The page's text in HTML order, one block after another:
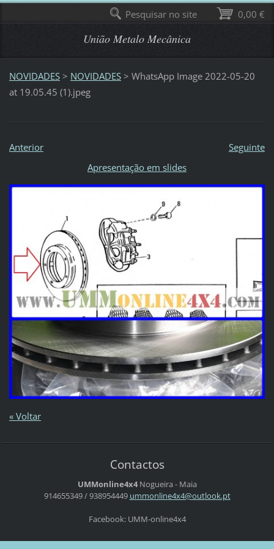
União Metalo Mecânica
NOVIDADES > NOVIDADES > WhatsApp Image 2022-05-20
at 19.05.45 (1).jpeg
Anterior
Seguinte
Apresentação em slides
« Voltar
Contactos
UMMonline4x4 Nogueira - Maia
914655349 / 938954449 ummonline4x4@outlook.pt
Facebook: UMM-online4x4
0,00 €
Pesquisar no site